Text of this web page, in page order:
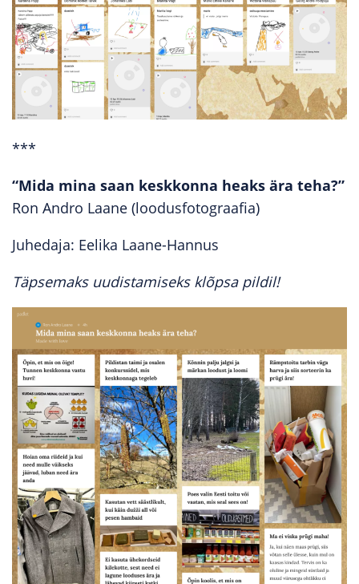
***
“Mida mina saan keskkonna heaks ära teha?”
Ron Andro Laane (loodusfotograafia)
Juhedaja: Eelika Laane-Hannus
Täpsemaks uudistamiseks klõpsa pildil!